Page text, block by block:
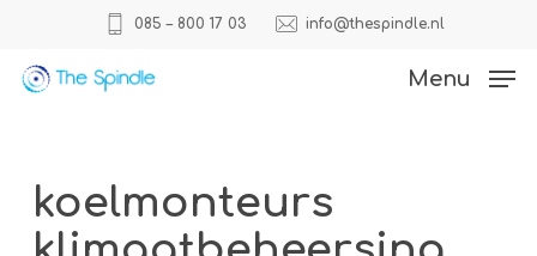
main
085 – 800 17 03 info@thespindle.nl
Menu
koelmonteurs
Close